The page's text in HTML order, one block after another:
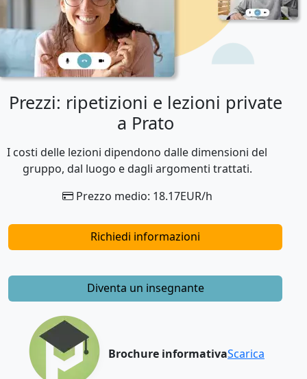
Prezzi: ripetizioni e lezioni private
a Prato
I costi delle lezioni dipendono dalle dimensioni del
gruppo, dal luogo e dagli argomenti trattati.
Prezzo medio: 18.17EUR/h
Richiedi informazioni
Diventa un insegnante
Brochure informativaScarica